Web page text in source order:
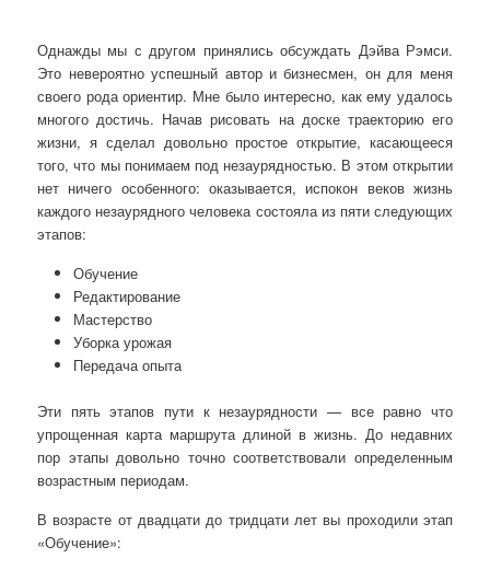
Однажды мы с другом принялись обсуждать Дэйва Рэмси.
Это невероятно успешный автор и бизнесмен, он для меня
своего рода ориентир. Мне было интересно, как ему удалось
многого достичь. Начав рисовать на доске траекторию его
жизни, я сделал довольно простое открытие, касающееся
того, что мы понимаем под незаурядностью. В этом открытии
нет ничего особенного: оказывается, испокон веков жизнь
каждого незаурядного человека состояла из пяти следующих
этапов:
Обучение
Редактирование
Мастерство
Уборка урожая
Передача опыта
Эти пять этапов пути к незаурядности — все равно что
упрощенная карта маршрута длиной в жизнь. До недавних
пор этапы довольно точно соответствовали определенным
возрастным периодам.
В возрасте от двадцати до тридцати лет вы проходили этап
«Обучение»: